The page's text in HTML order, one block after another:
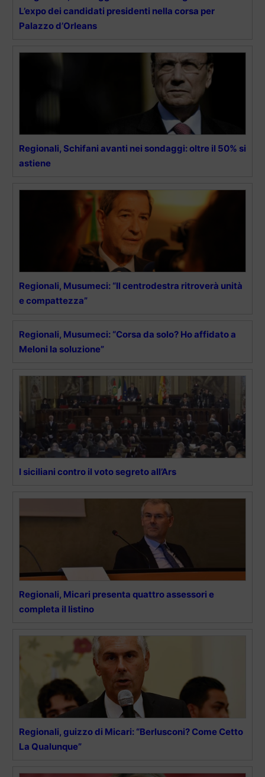
L’expo dei candidati presidenti nella corsa per
Palazzo d’Orleans
Regionali, Schifani avanti nei sondaggi: oltre il 50% si
astiene
Regionali, Musumeci: “Il centrodestra ritroverà unità
e compattezza”
Regionali, Musumeci: “Corsa da solo? Ho affidato a
Meloni la soluzione”
I siciliani contro il voto segreto all’Ars
Regionali, Micari presenta quattro assessori e
completa il listino
Regionali, guizzo di Micari: “Berlusconi? Come Cetto
La Qualunque”